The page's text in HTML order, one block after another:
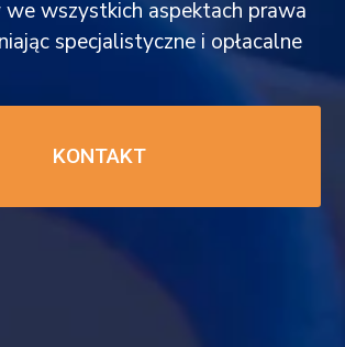
wszystkich aspektach prawa
specjalistyczne i opłacalne
KONTAKT